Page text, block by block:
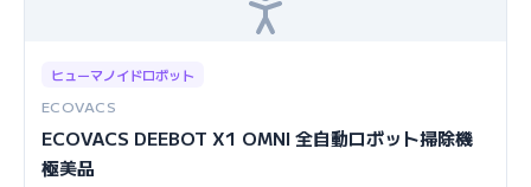
ヒューマノイドロボット
ECOVACS
ECOVACS DEEBOT X1 OMNI 全自動ロボット掃除機
極美品